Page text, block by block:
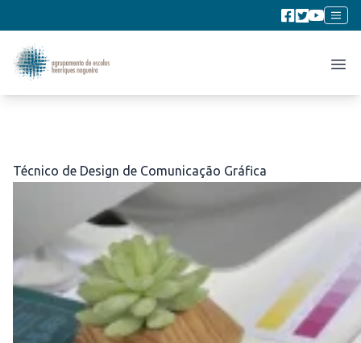
Técnico de Design de Comunicação Gráfica